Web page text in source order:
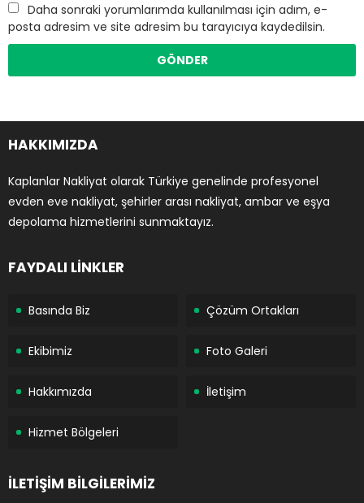
Daha sonraki yorumlarımda kullanılması için adım, e-
posta adresim ve site adresim bu tarayıcıya kaydedilsin.
HAKKIMIZDA
Kaplanlar Nakliyat olarak Türkiye genelinde profesyonel
evden eve nakliyat, şehirler arası nakliyat, ambar ve eşya
depolama hizmetlerini sunmaktayız.
FAYDALI LİNKLER
Basında Biz Çözüm Ortakları
Ekibimiz Foto Galeri
Hakkımızda İletişim
Hizmet Bölgeleri
İLETİŞİM BİLGİLERİMİZ